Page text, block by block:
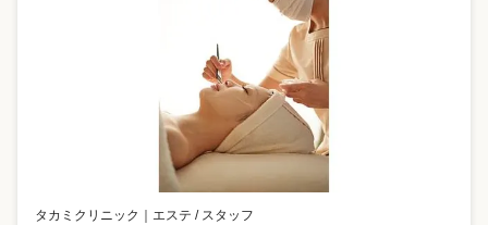
タカミクリニック ｜ エステ / スタッフ